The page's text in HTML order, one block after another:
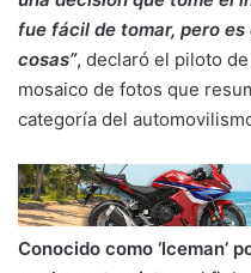
fue fácil de tomar, pero
cosas”, declaró el piloto
mosaico de fotos que
categoría del
Conocido como ‘Iceman’